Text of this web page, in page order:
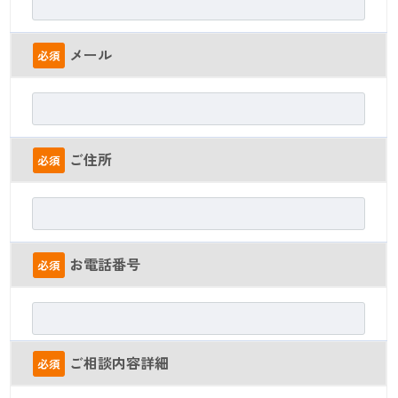
必須 メール
必須 ご住所
必須 お電話番号
必須 ご相談内容詳細